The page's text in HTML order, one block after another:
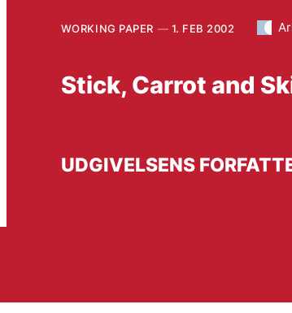
WORKING PAPER 1. FEB 2002
Stick, Carrot and
UDGIVELSENS